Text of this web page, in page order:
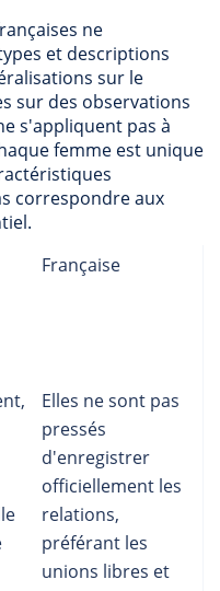
ne
et descriptions
sur le
sur des observations
s'appliquent pas à
femme est unique
correspondre aux
Française
Elles ne sont pas
pressés
d'enregistrer
officiellement les
relations,
préférant les
unions libres et